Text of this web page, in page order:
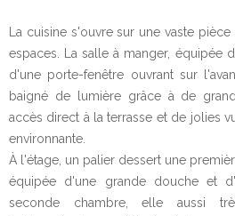
La cuisine s'ouvre sur une vaste
espaces. La salle à manger, équipée
d'une porte-fenêtre ouvrant sur
baigné de lumière grâce à de
accès direct à la terrasse et de jolies
environnante.
À l'étage, un palier dessert une
équipée d'une grande douche et
seconde chambre, elle aussi